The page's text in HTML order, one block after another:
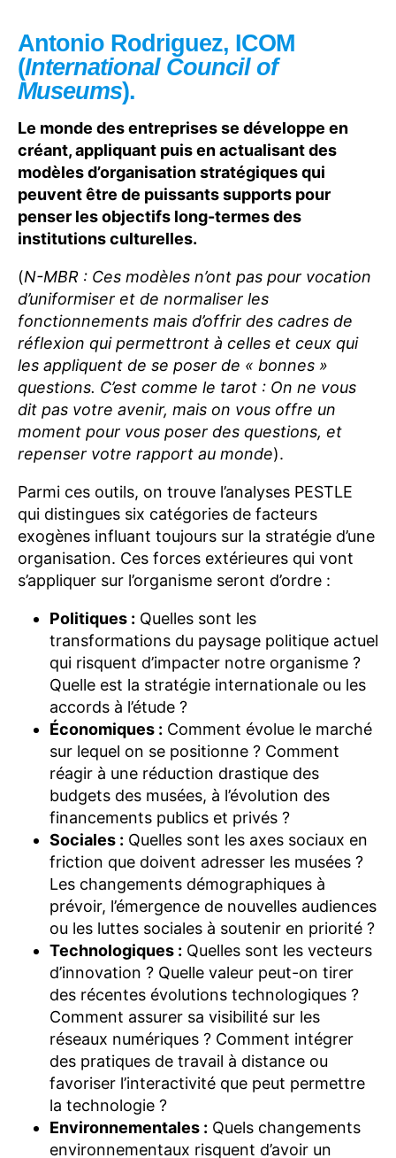
Antonio Rodriguez, ICOM
(International Council of
Museums).
Le monde des entreprises se développe en
créant, appliquant puis en actualisant des
modèles d’organisation stratégiques qui
peuvent être de puissants supports pour
penser les objectifs long-termes des
institutions culturelles.
(N-MBR : Ces modèles n’ont pas pour vocation
d’uniformiser et de normaliser les
fonctionnements mais d’offrir des cadres de
réflexion qui permettront à celles et ceux qui
les appliquent de se poser de « bonnes »
questions. C’est comme le tarot : On ne vous
dit pas votre avenir, mais on vous offre un
moment pour vous poser des questions, et
repenser votre rapport au monde).
Parmi ces outils, on trouve l’analyses PESTLE
qui distingues six catégories de facteurs
exogènes influant toujours sur la stratégie d’une
organisation. Ces forces extérieures qui vont
s’appliquer sur l’organisme seront d’ordre :
Politiques : Quelles sont les
transformations du paysage politique actuel
qui risquent d’impacter notre organisme ?
Quelle est la stratégie internationale ou les
accords à l’étude ?
Économiques : Comment évolue le marché
sur lequel on se positionne ? Comment
réagir à une réduction drastique des
budgets des musées, à l’évolution des
financements publics et privés ?
Sociales : Quelles sont les axes sociaux en
friction que doivent adresser les musées ?
Les changements démographiques à
prévoir, l’émergence de nouvelles audiences
ou les luttes sociales à soutenir en priorité ?
Technologiques : Quelles sont les vecteurs
d’innovation ? Quelle valeur peut-on tirer
des récentes évolutions technologiques ?
Comment assurer sa visibilité sur les
réseaux numériques ? Comment intégrer
des pratiques de travail à distance ou
favoriser l’interactivité que peut permettre
la technologie ?
Environnementales : Quels changements
environnementaux risquent d’avoir un